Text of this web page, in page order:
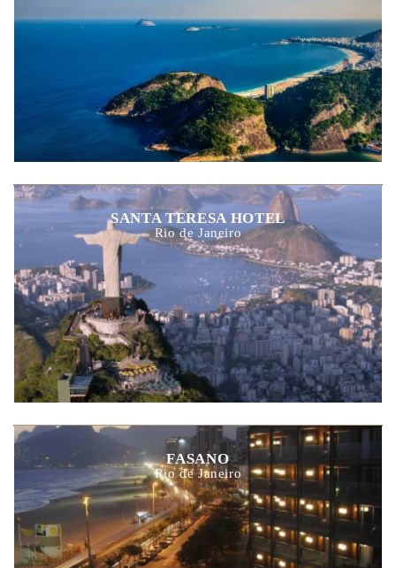
SANTA TERESA HOTEL
Rio de Janeiro
FASANO
Rio de Janeiro